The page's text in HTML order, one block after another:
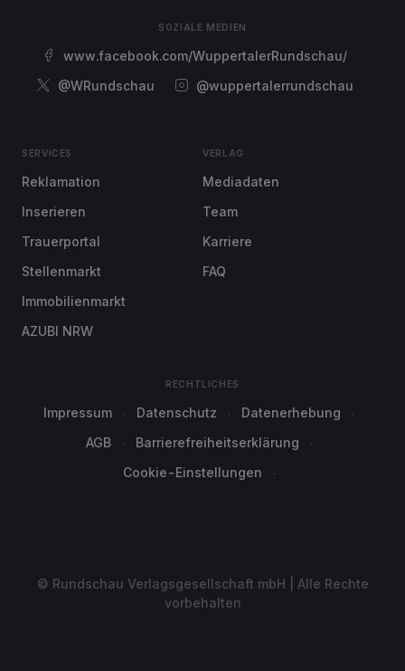
SOZIALE MEDIEN
www.facebook.com/WuppertalerRundschau/
@WRundschau
@wuppertalerrundschau
SERVICES
Reklamation
Inserieren
Trauerportal
Stellenmarkt
Immobilienmarkt
AZUBI NRW
VERLAG
Mediadaten
Team
Karriere
FAQ
RECHTLICHES
Impressum Datenschutz
Datenerhebung
AGB
Barrierefreiheitserklärung
Cookie-Einstellungen
© Rundschau Verlagsgesellschaft mbH | Alle Rechte
vorbehalten